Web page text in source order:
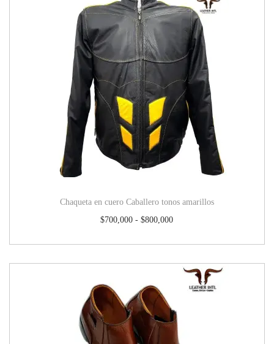
Chaqueta en cuero Caballero tonos amarillos
$700,000 - $800,000